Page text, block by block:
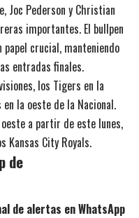
Joc Pederson y Christian
importantes. El bullpen
crucial, manteniendo
entradas finales.
los Tigers en la
la oeste de la Nacional.
a partir de este lunes,
Kansas City Royals.
de
de alertas en WhatsApp